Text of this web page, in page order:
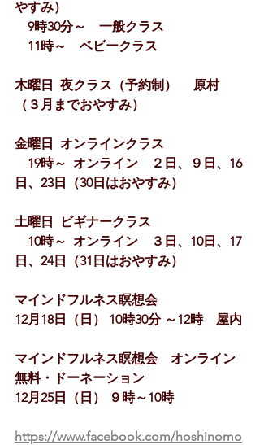
やすみ）
9時30分～　一般クラス
11時～    ベビークラス
木曜日  夜クラス（予約制） 　原村
（３月までおやすみ）
金曜日  オンラインクラス
19時～  オンライン　２日、９日、16
日、23日（30日はおやすみ）
土曜日  ビギナークラス
10時～  オンライン　３日、10日、17
日、24日（31日はおやすみ）
マインドフルネス瞑想会
12月18日（日） 10時30分 ～12時　屋内
マインドフルネス瞑想会　オンライン
無料・ドーネーション
12月25日（日） ９時～10時
https://www.facebook.com/hoshinomo